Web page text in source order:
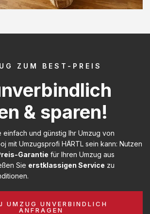
ZUM BEST-PREIS
& sparen!
einfach und günstig Ihr Umzug von
mit Umzugsprofi HÄRTL sein kann: Nutzen
Garantie für Ihren Umzug aus
Sie erstklassigen Service zu
UMZUG UNVERBINDLICH
ANFRAGEN